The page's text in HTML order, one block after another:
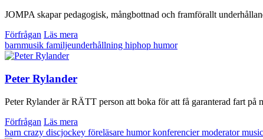
JOMPA skapar pedagogisk, mångbottnad och framförallt
Förfrågan Läs mera
barnmusik familjeunderhållning hiphop humor
Peter Rylander
Peter Rylander är RÄTT person att boka för att få garanterad fart
Förfrågan Läs mera
barn crazy discjockey föreläsare humorkonferenciermoderator